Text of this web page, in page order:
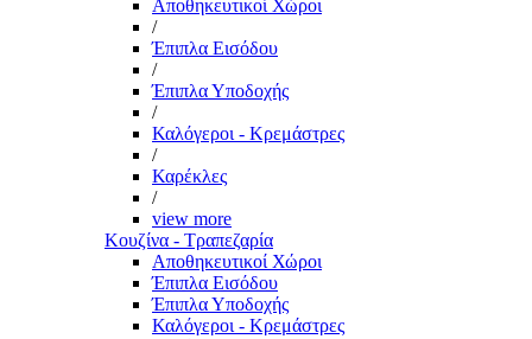
Αποθηκευτικοί Χώροι
/
Έπιπλα Εισόδου
/
Έπιπλα Υποδοχής
/
Καλόγεροι - Κρεμάστρες
/
Καρέκλες
/
view more
Κουζίνα - Τραπεζαρία
Αποθηκευτικοί Χώροι
Έπιπλα Εισόδου
Έπιπλα Υποδοχής
Καλόγεροι - Κρεμάστρες